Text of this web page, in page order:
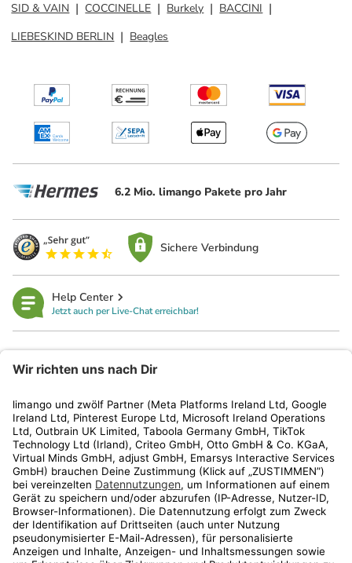
SID & VAIN
COCCINELLE Burkely
BACCINI
LIEBESKIND BERLIN
Beagles
6.2 Mio. limango Pakete pro Jahr
Sichere Verbindung
Help Center
Jetzt auch per Live-Chat erreichbar!
Kundenservice
Shop
Aktionen
Travel